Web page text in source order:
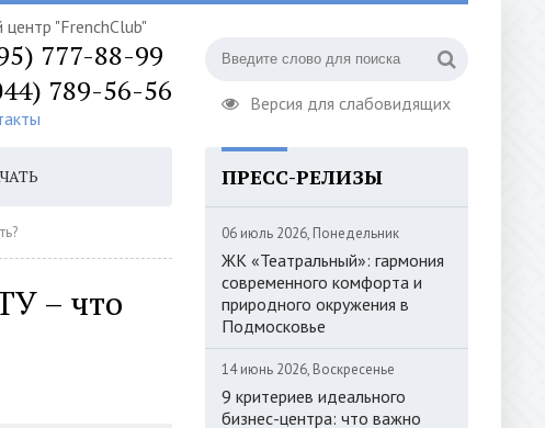
Версия для слабовидящих
"FrenchClub"
777-88-99
789-56-56
– что
ПРЕСС-РЕЛИЗЫ
06 июль 2026, Понедельник
ЖК «Театральный»: гармония
современного комфорта и
природного окружения в
Подмосковье
14 июнь 2026, Воскресенье
9 критериев идеального
бизнес-центра: что важно